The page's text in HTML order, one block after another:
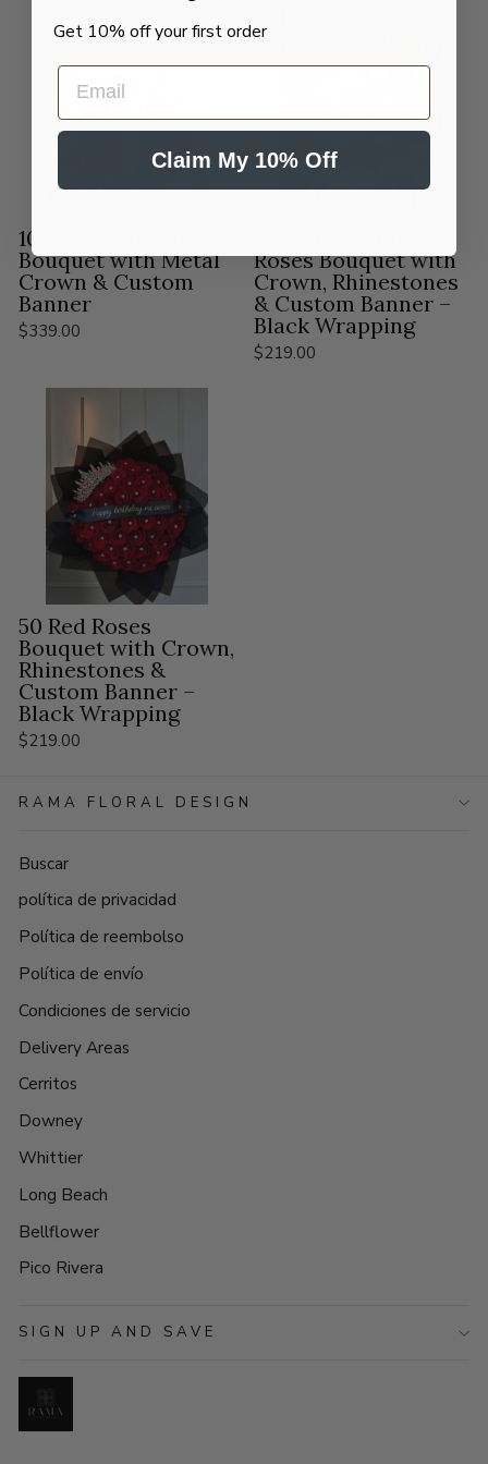
100 Red & Pink Roses
Bouquet with Metal
Crown & Custom
Banner
$339.00
Roses Bouquet with
Crown, Rhinestones
& Custom Banner –
Black Wrapping
$219.00
50 Red Roses
Bouquet with Crown,
Rhinestones &
Custom Banner –
Black Wrapping
$219.00
RAMA FLORAL DESIGN
Buscar
política de privacidad
Política de reembolso
Política de envío
Condiciones de servicio
Delivery Areas
Cerritos
Downey
Whittier
Long Beach
Bellflower
Pico Rivera
SIGN UP AND SAVE
Get 10% off your first order
EMAIL
Claim My 10% Off